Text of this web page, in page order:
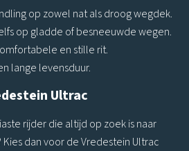
op zowel nat als droog wegdek.
op gladde of besneeuwde wegen.
en stille rit.
lange levensduur.
Ultrac
rijder die altijd op zoek is naar
dan voor de Vredestein Ultrac